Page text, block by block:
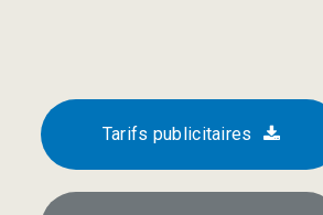
Tarifs publicitaires